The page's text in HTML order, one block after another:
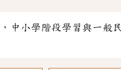
，中小學階段學習與一般